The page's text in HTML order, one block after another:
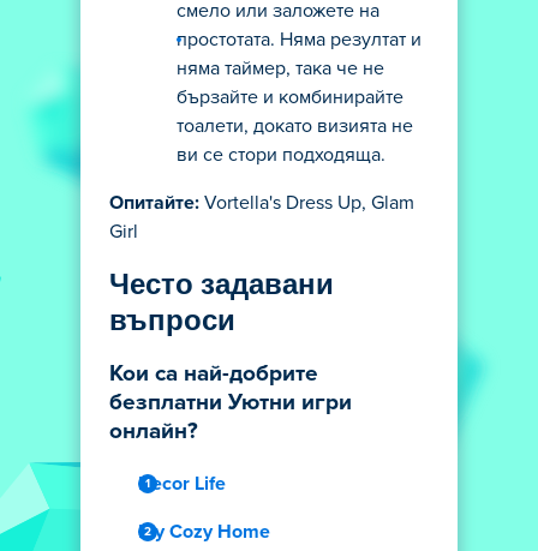
смело или заложете на
простотата. Няма резултат и
няма таймер, така че не
бързайте и комбинирайте
тоалети, докато визията не
ви се стори подходяща.
Опитайте: Vortella's Dress Up, Glam
Girl
Често задавани
въпроси
Кои са най-добрите
безплатни Уютни игри
онлайн?
Decor Life
My Cozy Home